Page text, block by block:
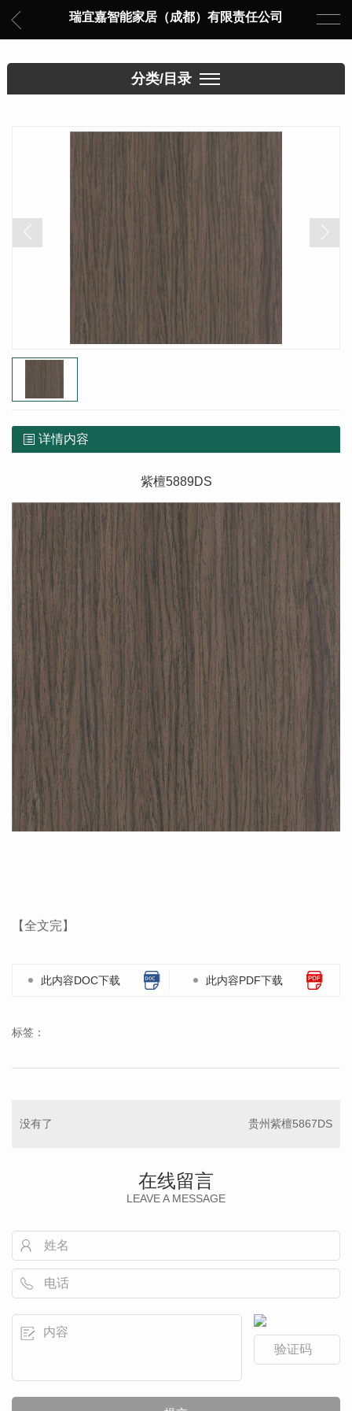
瑞宜嘉智能家居（成都）有限责任公司
分类/目录
详情内容
紫檀5889DS
【全文完】
此内容DOC下载 此内容PDF下载
标签：
没有了 贵州紫檀5867DS
在线留言
LEAVE A MESSAGE